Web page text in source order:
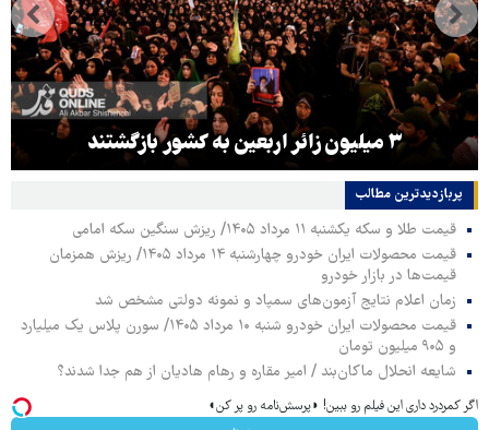
۳ میلیون زائر اربعین به کشور بازگشتند
پربازدیدترین‌ مطالب
قیمت طلا و سکه یکشنبه ۱۱ مرداد ۱۴۰۵/ ریزش سنگین سکه امامی
قیمت محصولات ایران خودرو چهارشنبه ۱۴ مرداد ۱۴۰۵/ ریزش همزمان
قیمت‌ها در بازار خودرو
زمان اعلام نتایج آزمون‌های سمپاد و نمونه دولتی مشخص شد
قیمت محصولات ایران خودرو شنبه ۱۰ مرداد ۱۴۰۵/ سورن پلاس یک میلیارد
و ۹۰۵ میلیون تومان
شایعه انحلال ماکان‌بند / امیر مقاره و رهام هادیان از هم جدا شدند؟
اگر کمردرد داری این فیلم رو ببین! ◗پرسش‌نامه رو پر کن◖